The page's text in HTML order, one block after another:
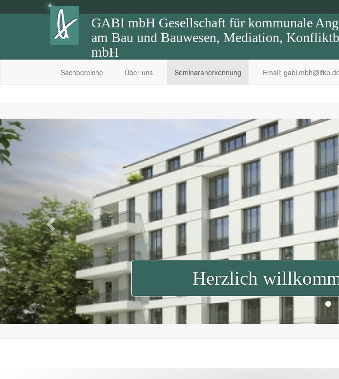
GABI mbH Gesellschaft für kommunale
am Bau und Bauwesen, Mediation,
mbH
Sachbereiche Über uns Seminaranerkennung Email: gabi.mbh@ifkb.de
Herzlich